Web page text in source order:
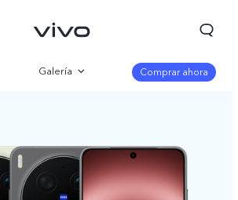
Galería
Especificaciones
Comprar ahora